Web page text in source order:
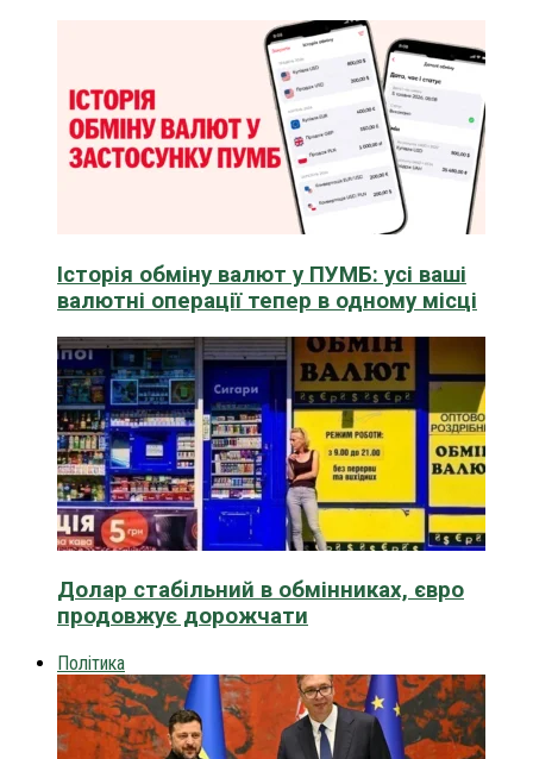
Історія обміну валют у ПУМБ: усі ваші
валютні операції тепер в одному місці
Долар стабільний в обмінниках, євро
продовжує дорожчати
Політика